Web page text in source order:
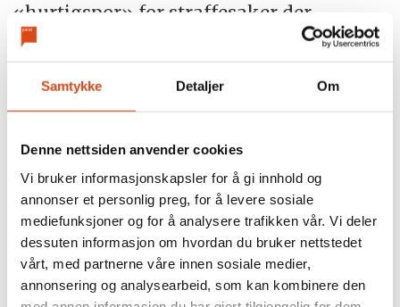
Samtykke Detaljer Om
Denne nettsiden anvender cookies
Vi bruker informasjonskapsler for å gi innhold og
annonser et personlig preg, for å levere sosiale
mediefunksjoner og for å analysere trafikken vår. Vi deler
dessuten informasjon om hvordan du bruker nettstedet
vårt, med partnerne våre innen sosiale medier,
annonsering og analysearbeid, som kan kombinere den
«hurtigspor» for straffesaker der
gjerningspersonen er under 18 år.
Satsingen mot organiserte kriminelle,
som i 2025-budsjettet fikk en varig
økning på 600 millioner kroner, blir også
videreført i 2026.
Krav om nedleggelse av
passkontor